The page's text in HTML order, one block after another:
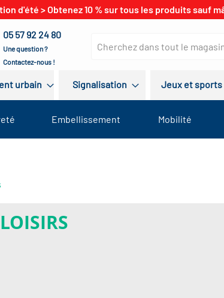
d'été > Obtenez 10 % sur tous les produits sauf
05 57 92 24 80
Une question ?
Contactez-nous !
urbain Signalisation Jeux et sports
Embellissement Mobilité